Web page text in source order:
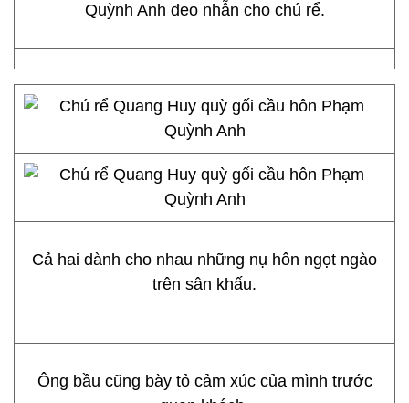
Quỳnh Anh đeo nhẫn cho chú rể.
Cả hai dành cho nhau những nụ hôn ngọt ngào
trên sân khấu.
Ông bầu cũng bày tỏ cảm xúc của mình trước